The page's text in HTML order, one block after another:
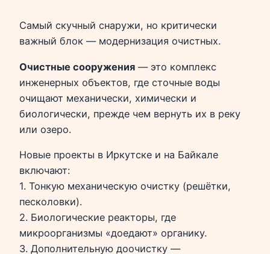
Самый скучный снаружи, но критически
важный блок — модернизация очистных.
Очистные сооружения — это комплекс
инженерных объектов, где сточные воды
очищают механически, химически и
биологически, прежде чем вернуть их в реку
или озеро.
Новые проекты в Иркутске и на Байкале
включают:
1. Тонкую механическую очистку (решётки,
песколовки).
2. Биологические реакторы, где
микроорганизмы «доедают» органику.
3. Дополнительную доочистку —